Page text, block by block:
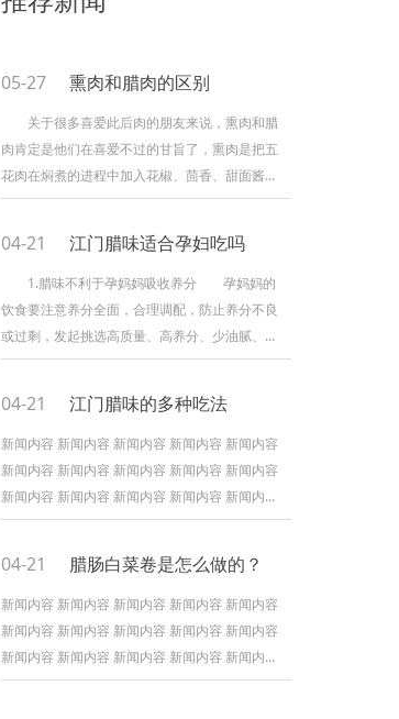
05-27 熏肉和腊肉的区别
关于很多喜爱此后肉的朋友来说，熏肉和腊
肉肯定是他们在喜爱不过的甘旨了，熏肉是把五
花肉在焖煮的进程中加入花椒、茴香、甜面酱等
的佐料制成的，特别以柴沟堡熏肉是闻名的。而
么熏肉和腊肉是一个东西吗？ 腊肉是指肉经
腌制后再通过烘烤(或日光下曝晒)的进程所制成的
加工品，分为烟熏与非烟熏两大类。曩昔腊肉都
是在阴历腊月(12月)加工，故称腊肉。腊肉是总
称，包含腌制
04-21 江门腊味适合孕妇吃吗
1.腊味不利于孕妈妈吸收养分 孕妈妈的
饮食要注意养分全面，合理调配，防止养分不良
或过剩，发起挑选高质量、高养分、少油腻、易
消化吸收的新鲜食物。腊味经过一系列工序腌制
所以面临”孕妈妈能够吃腊味吗“这个问题，孕妈妈
最好不宜食用哦! 2.腊味不利于胎儿的成
长 为了好看和易于保存，腊味制作过程中加
进的色素和防腐剂一般都含有致癌物质——亚硝
酸盐，孕妈妈摄入
04-21 江门腊味的多种吃法
新闻内容 新闻内容 新闻内容 新闻内容 新闻内容
新闻内容 新闻内容 新闻内容 新闻内容 新闻内容
新闻内容 新闻内容 新闻内容 新闻内容 新闻内容
新闻内容 新闻内容 新闻内容 新闻内容 新闻内容
新闻内容 新闻内容 新闻内容 新闻内容 新闻内容
新闻内容 新闻内容 新闻内容 新闻内容 新闻内容
新闻内容 新闻内容 新闻内容 新闻内容 新闻内容
04-21 腊肠白菜卷是怎么做的？
新闻内容 新闻内容 新闻内容 新闻内容 新闻内容
新闻内容 新闻内容 新闻内容 新闻内容 新闻内容
新闻内容 新闻内容 新闻内容 新闻内容 新闻内容
新闻内容 新闻内容 新闻内容 新闻内容 新闻内容